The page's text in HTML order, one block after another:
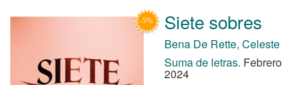
Siete sobres
Bena De Rette, Celeste
Suma de letras. Febrero
2024